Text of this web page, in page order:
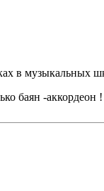
в музыкальных
баян -аккордеон !